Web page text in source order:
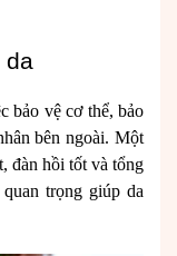
da
bảo vệ cơ thể, bảo
bên ngoài. Một
đàn hồi tốt và tổng
trọng giúp da